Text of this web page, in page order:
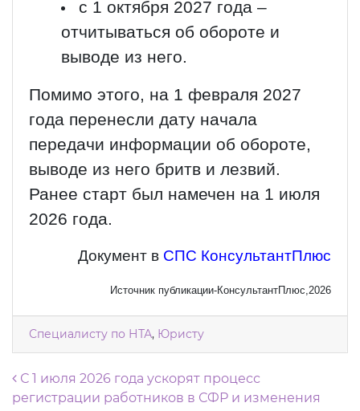
с 1 октября 2027 года –
отчитываться об обороте и
выводе из него.
Помимо этого, на 1 февраля 2027
года перенесли дату начала
передачи информации об обороте,
выводе из него бритв и лезвий.
Ранее старт был намечен на 1 июля
2026 года.
Документ в СПС КонсультантПлюс
Источник публикации-КонсультантПлюс,2026
Специалисту по НТА, Юристу
Навигация по записям
С 1 июля 2026 года ускорят процесс
регистрации работников в СФР и изменения